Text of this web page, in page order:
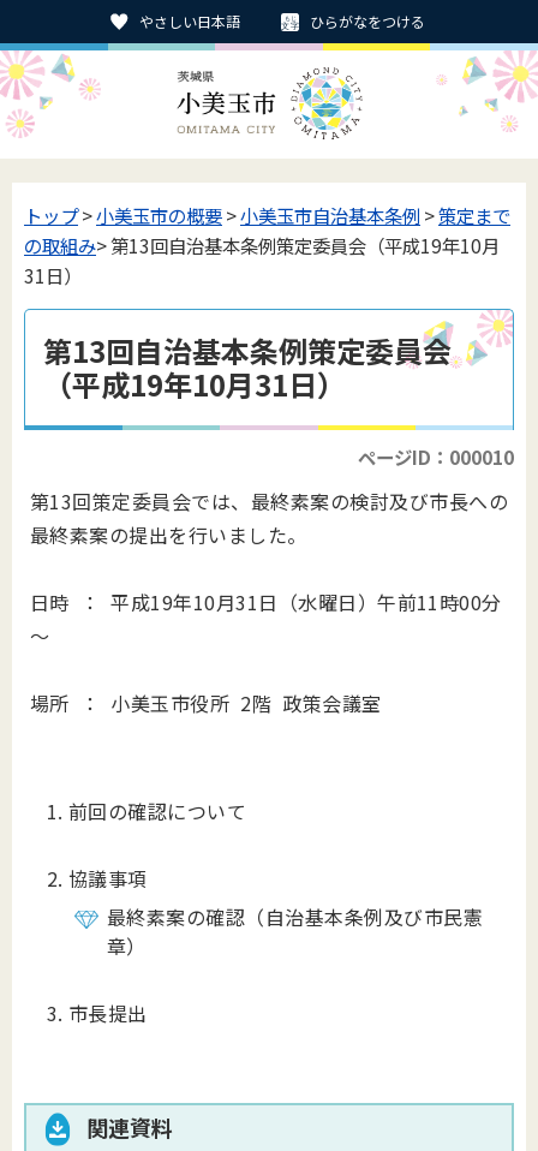
やさしい日本語 ひらがなをつける
トップ>小美玉市の概要>小美玉市自治基本条例 >策定まで
の取組み> 第13回自治基本条例策定委員会（平成19年10月
31日）
第13回自治基本条例策定委員会
（平成19年10月31日）
ページID：000010
第13回策定委員会では、最終素案の検討及び市長への
最終素案の提出を行いました。
日時 ： 平成19年10月31日（水曜日）午前11時00分
～
場所 ： 小美玉市役所 2階 政策会議室
前回の確認について
協議事項
最終素案の確認（自治基本条例及び市民憲
章）
市長提出
関連資料